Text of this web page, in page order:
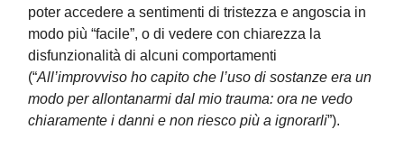
poter accedere a sentimenti di tristezza e angoscia in
modo più “facile”, o di vedere con chiarezza la
disfunzionalità di alcuni comportamenti
(“All’improvviso ho capito che l’uso di sostanze era un
modo per allontanarmi dal mio trauma: ora ne vedo
chiaramente i danni e non riesco più a ignorarli”).